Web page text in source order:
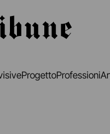
ProgettoProfessioni